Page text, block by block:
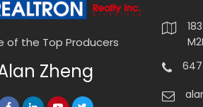
of the Top Producers
Zheng